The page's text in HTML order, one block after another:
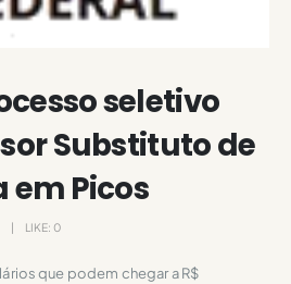
seletivo
Substituto de
Picos
LIKE: 0
que podem chegar a R$